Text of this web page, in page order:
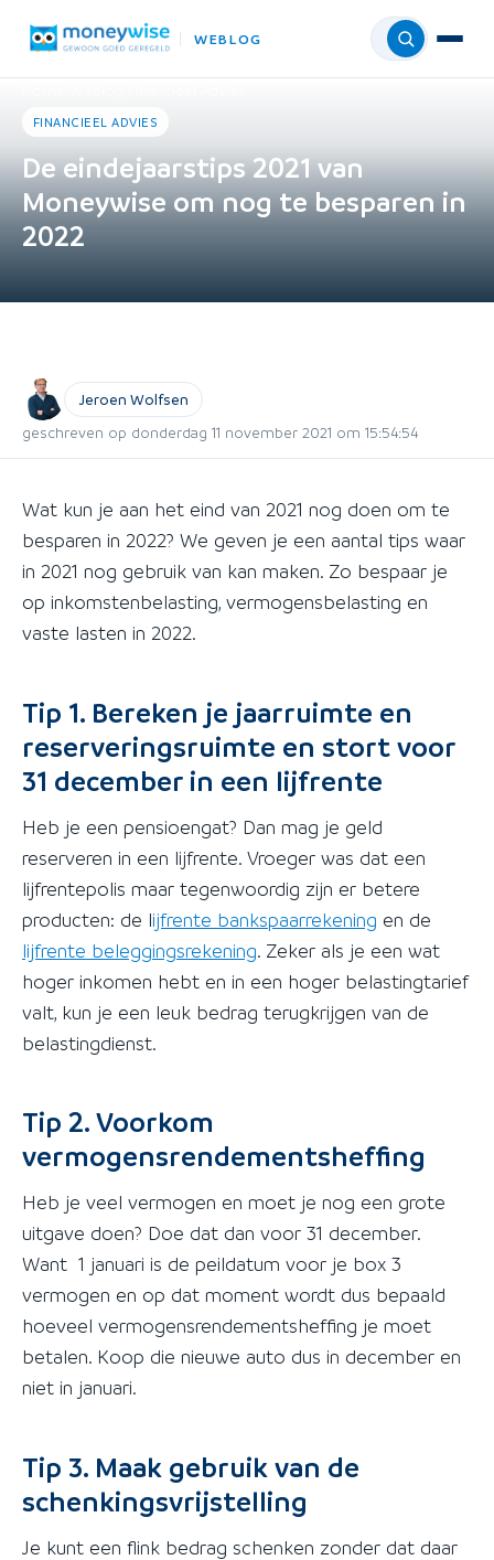
WEBLOG Menu
FINANCIEEL ADVIES
De eindejaarstips 2021 van
Moneywise om nog te besparen in
2022
Jeroen Wolfsen
geschreven op donderdag 11 november 2021 om 15:54:54
Wat kun je aan het eind van 2021 nog doen om te
besparen in 2022? We geven je een aantal tips waar
in 2021 nog gebruik van kan maken. Zo bespaar je
op inkomstenbelasting, vermogensbelasting en
vaste lasten in 2022.
Tip 1. Bereken je jaarruimte en
reserveringsruimte en stort voor
31 december in een lijfrente
Heb je een pensioengat? Dan mag je geld
reserveren in een lijfrente. Vroeger was dat een
lijfrentepolis maar tegenwoordig zijn er betere
producten: de lijfrente bankspaarrekening en de
lijfrente beleggingsrekening. Zeker als je een wat
hoger inkomen hebt en in een hoger belastingtarief
valt, kun je een leuk bedrag terugkrijgen van de
belastingdienst.
Tip 2. Voorkom
vermogensrendementsheffing
Heb je veel vermogen en moet je nog een grote
uitgave doen? Doe dat dan voor 31 december.
Want 1 januari is de peildatum voor je box 3
vermogen en op dat moment wordt dus bepaald
hoeveel vermogensrendementsheffing je moet
betalen. Koop die nieuwe auto dus in december en
niet in januari.
Tip 3. Maak gebruik van de
schenkingsvrijstelling
Je kunt een flink bedrag schenken zonder dat daar